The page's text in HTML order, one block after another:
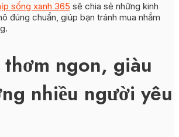
sống xanh 365 sẽ chia sẻ những kinh
đúng chuẩn, giúp bạn tránh mua nhầm
ngon, giàu
nhiều người yêu